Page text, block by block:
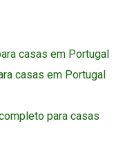
casas em Portugal
casas em Portugal
para casas